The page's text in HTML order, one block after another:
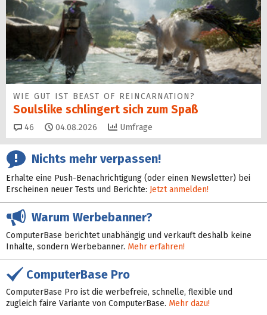
WIE GUT IST BEAST OF REINCARNATION?
Soulslike schlingert sich zum Spaß
46 Kommentare
04.08.2026 Umfrage
Nichts mehr verpassen!
Erhalte eine Push-Benachrichtigung (oder einen Newsletter) bei
Erscheinen neuer Tests und Berichte: Jetzt anmelden!
Warum Werbebanner?
ComputerBase berichtet unabhängig und verkauft deshalb keine
Inhalte, sondern Werbebanner. Mehr erfahren!
ComputerBase Pro
ComputerBase Pro ist die werbefreie, schnelle, flexible und
zugleich faire Variante von ComputerBase. Mehr dazu!